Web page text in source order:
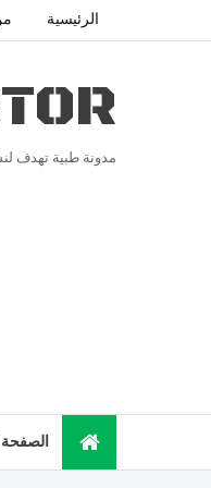
الرئيسية
مدونة طبية تهدف
الصفحة